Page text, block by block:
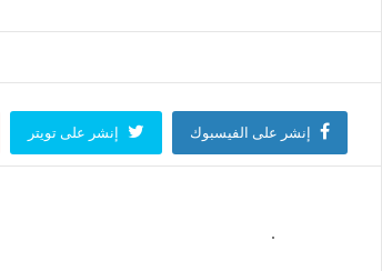
مصر منذ 35 دقيقة
أيّ علاقة يُريدها "حزب الله" مع سوريا الشرع؟
إنشر على الفيسبوك إنشر على تويتر
.